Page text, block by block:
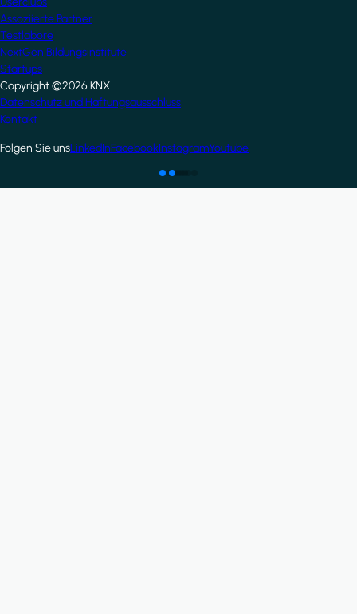
Assoziierte Partner
Testlabore
NextGen Bildungsinstitute
Startups
Copyright ©2026 KNX
Footer
Datenschutz und Haftungsausschluss
Kontakt
Folgen Sie unsLinkedInFacebookInstagramYoutube